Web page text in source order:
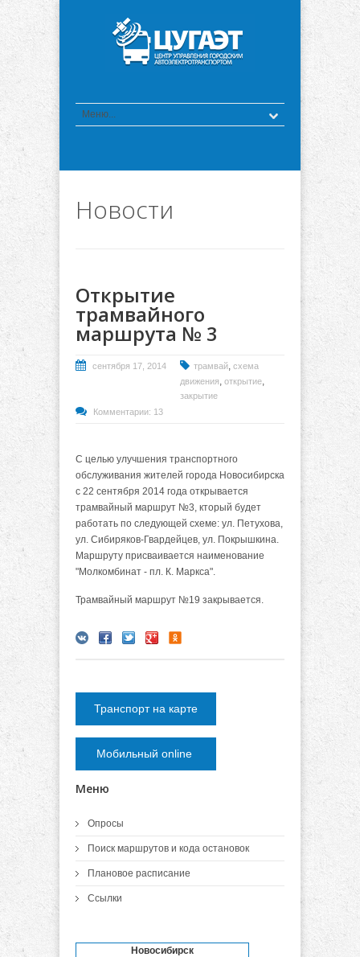
Новости
Открытие
трамвайного
маршрута № 3
сентября 17, 2014 трамвай, схема
движения, открытие,
закрытие
Комментарии: 13
С целью улучшения транспортного
обслуживания жителей города Новосибирска
с 22 сентября 2014 года открывается
трамвайный маршрут №3, кторый будет
работать по следующей схеме: ул. Петухова,
ул. Сибиряков-Гвардейцев, ул. Покрышкина.
Маршруту присваивается наименование
"Молкомбинат - пл. К. Маркса".
Трамвайный маршрут №19 закрывается.
Транспорт на карте
Мобильный online
Меню
Опросы
Поиск маршрутов и кода остановок
Плановое расписание
Ссылки
Новосибирск